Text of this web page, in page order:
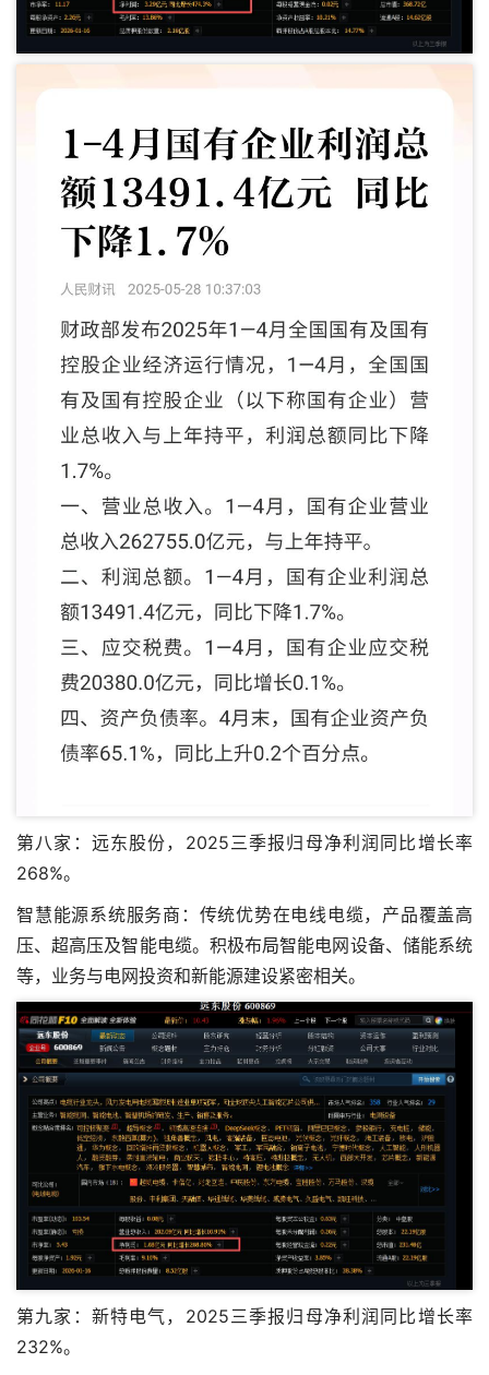
第八家：远东股份，2025三季报归母净利润同比增长率
268%。
智慧能源系统服务商：传统优势在电线电缆，产品覆盖高
压、超高压及智能电缆。积极布局智能电网设备、储能系统
等，业务与电网投资和新能源建设紧密相关。
第九家：新特电气，2025三季报归母净利润同比增长率
232%。